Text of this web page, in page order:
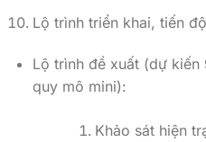
Lộ trình triển khai, tiến
Lộ trình đề xuất (dự kiến
quy mô mini):
Khảo sát hiện